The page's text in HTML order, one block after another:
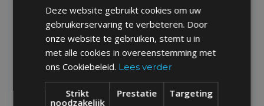
Deze website gebruikt cookies om uw
gebruikerservaring te verbeteren. Door
onze website te gebruiken, stemt u in
met alle cookies in overeenstemming met
ons Cookiebeleid. Lees verder
Strikt
noodzakelijk
Prestatie Targeting